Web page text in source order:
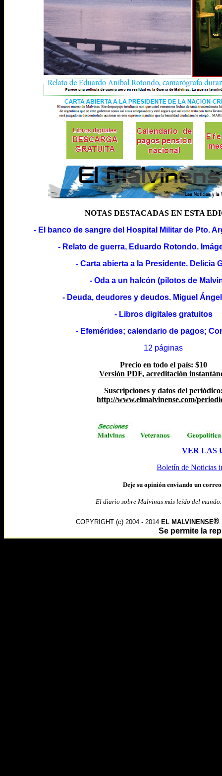
NOTAS DESTACADAS EN ESTA
- El banco de sangre del Hospital Militar de Pto.
- Relato de guerra, Eduardo Rotondo.
- Carta abierta a la Presidente. Delicia
- Oda a un halcón (pilotos de
- Deuda, deudores y deudos. Miguel
- Libros digitales gratuitos
- Efemérides; calendario de pagos;
12 páginas
Precio en todo el país: $10
Versión PDF, acreditación
Suscripciones y datos del
http://www.elmalvinense.com/
VER LAS
Boletín de Noticias
Dejesu opinión enviando un
El diario sobre Malvinas más leído del mundo
COPYRIGHT (c) 2004 - 2014 EL MALVINENSE®
Se permite la